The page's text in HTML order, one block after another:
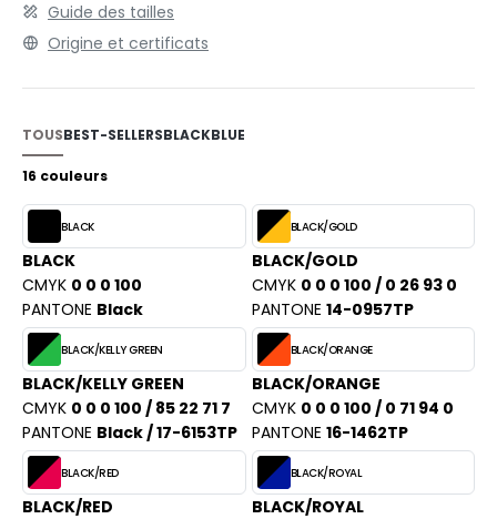
SHOPPING
VETEMENTS
SHIRT
SHIRT
PROFESSIONNELLE
- BLANKS
COOL
HOODS
T'S
Guide des tailles
Origine et certificats
TOUSBEST-SELLERSBLACKBLUE
16 couleurs
BLACK
BLACK
CMYK 0 0 0 100
PANTONE Black
BLACK/GOLD
BLACK/GOLD
CMYK 0 0 0 100 / 0 26 93 0
PANTONE 14-0957TP
BLACK/KELLY GREEN
BLACK/KELLY GREEN
CMYK 0 0 0 100 / 85 22 71 7
PANTONE Black / 17-6153TP
BLACK/ORANGE
BLACK/ORANGE
CMYK 0 0 0 100 / 0 71 94 0
PANTONE 16-1462TP
BLACK/RED
BLACK/RED
BLACK/ROYAL
BLACK/ROYAL